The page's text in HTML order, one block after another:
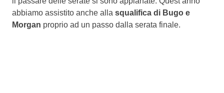
abbiamo assistito anche alla squalifica di Bugo e
Morgan proprio ad un passo dalla serata finale.